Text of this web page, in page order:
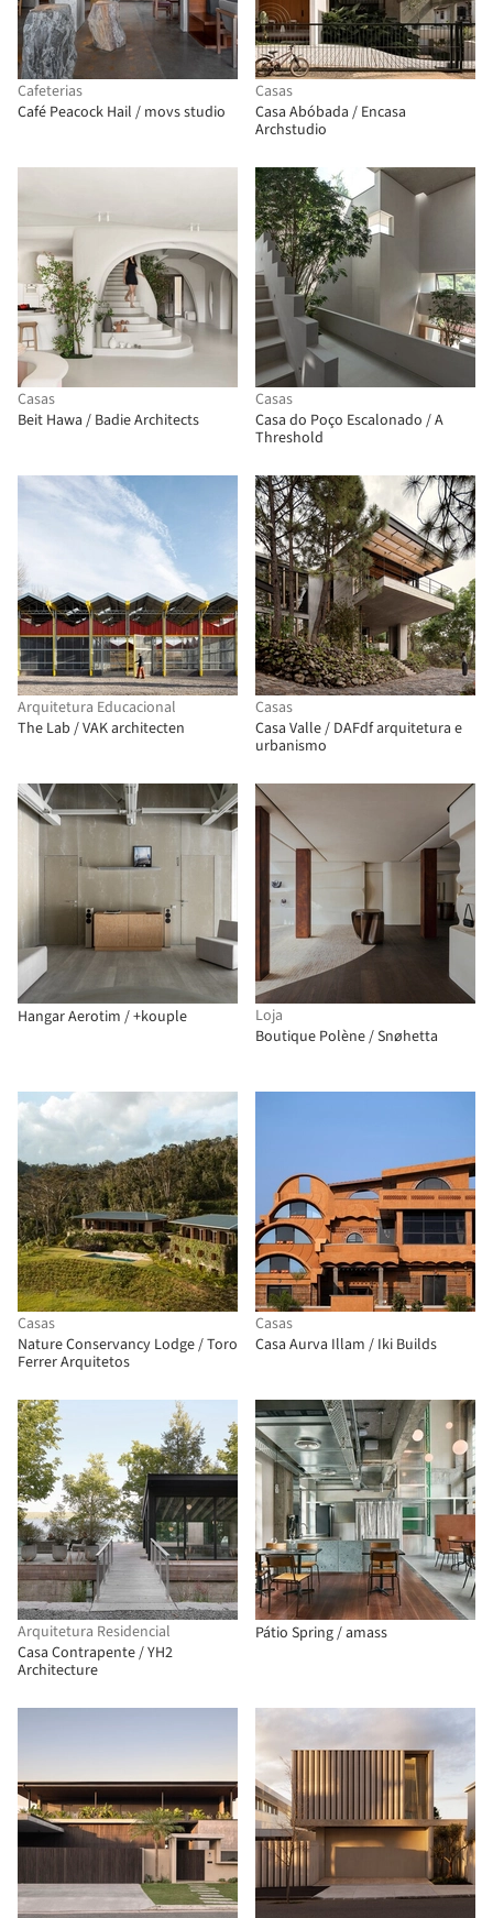
Cafeterias
Café Peacock Hail / movs studio
Casas
Casa Abóbada / Encasa
Archstudio
Casas
Beit Hawa / Badie Architects
Casas
Casa do Poço Escalonado / A
Threshold
Arquitetura Educacional
The Lab / VAK architecten
Casas
Casa Valle / DAFdf arquitetura e
urbanismo
Hangar Aerotim / +kouple
Loja
Boutique Polène / Snøhetta
Casas
Nature Conservancy Lodge / Toro
Ferrer Arquitetos
Casas
Casa Aurva Illam / Iki Builds
Arquitetura Residencial
Casa Contrapente / YH2
Architecture
Pátio Spring / amass